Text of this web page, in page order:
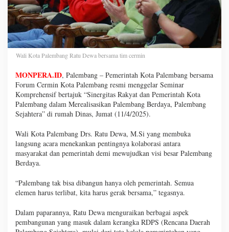
Wali Kota Palembang Ratu Dewa bersama tim cermin
MONPERA.ID, Palembang – Pemerintah Kota Palembang bersama
Forum Cermin Kota Palembang resmi menggelar Seminar
Komprehensif bertajuk “Sinergitas Rakyat dan Pemerintah Kota
Palembang dalam Merealisasikan Palembang Berdaya, Palembang
Sejahtera” di rumah Dinas, Jumat (11/4/2025).
Wali Kota Palembang Drs. Ratu Dewa, M.Si yang membuka
langsung acara menekankan pentingnya kolaborasi antara
masyarakat dan pemerintah demi mewujudkan visi besar Palembang
Berdaya.
“Palembang tak bisa dibangun hanya oleh pemerintah. Semua
elemen harus terlibat, kita harus gerak bersama,” tegasnya.
Dalam paparannya, Ratu Dewa menguraikan berbagai aspek
pembangunan yang masuk dalam kerangka RDPS (Rencana Daerah